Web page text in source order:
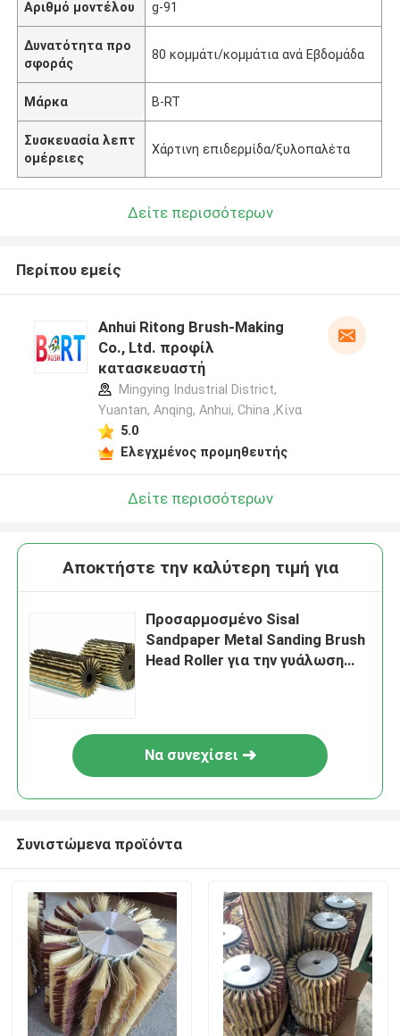
Αριθμό μοντέλου g-91
Δυνατότητα προ
σφοράς
80 κομμάτι/κομμάτια ανά Εβδομάδα
Μάρκα B-RT
Συσκευασία λεπτ
ομέρειες
Χάρτινη επιδερμίδα/ξυλοπαλέτα
Δείτε περισσότερων
Περίπου εμείς
Anhui Ritong Brush-Making
Co., Ltd. προφίλ
κατασκευαστή
Mingying Industrial District,
Yuantan, Anqing, Anhui, China ,Κίνα
5.0
Ελεγχμένος προμηθευτής
Δείτε περισσότερων
Αποκτήστε την καλύτερη τιμή για
Προσαρμοσμένο Sisal
Sandpaper Metal Sanding Brush
Head Roller για την γυάλωση
Να συνεχίσει
Συνιστώμενα προϊόντα